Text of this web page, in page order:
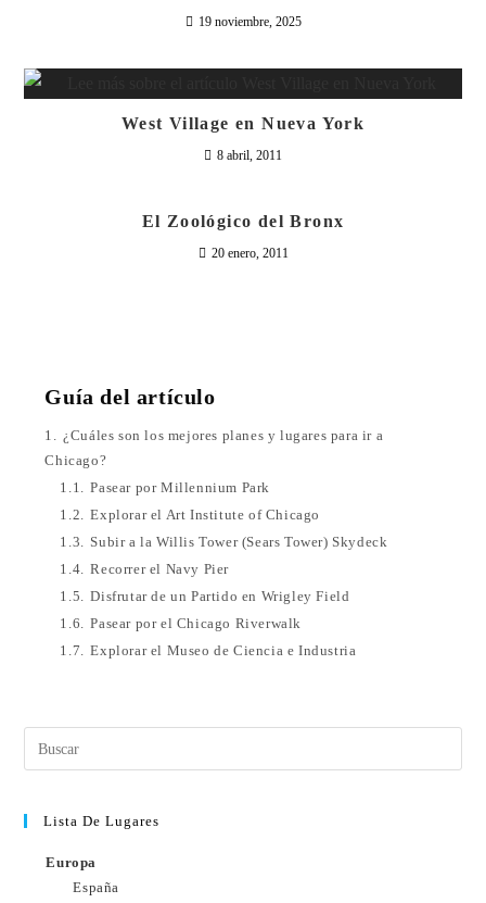
19 noviembre, 2025
West Village en Nueva York
8 abril, 2011
El Zoológico del Bronx
20 enero, 2011
Guía del artículo
1. ¿Cuáles son los mejores planes y lugares para ir a
Chicago?
1.1. Pasear por Millennium Park
1.2. Explorar el Art Institute of Chicago
1.3. Subir a la Willis Tower (Sears Tower) Skydeck
1.4. Recorrer el Navy Pier
1.5. Disfrutar de un Partido en Wrigley Field
1.6. Pasear por el Chicago Riverwalk
1.7. Explorar el Museo de Ciencia e Industria
Lista De Lugares
Europa
España